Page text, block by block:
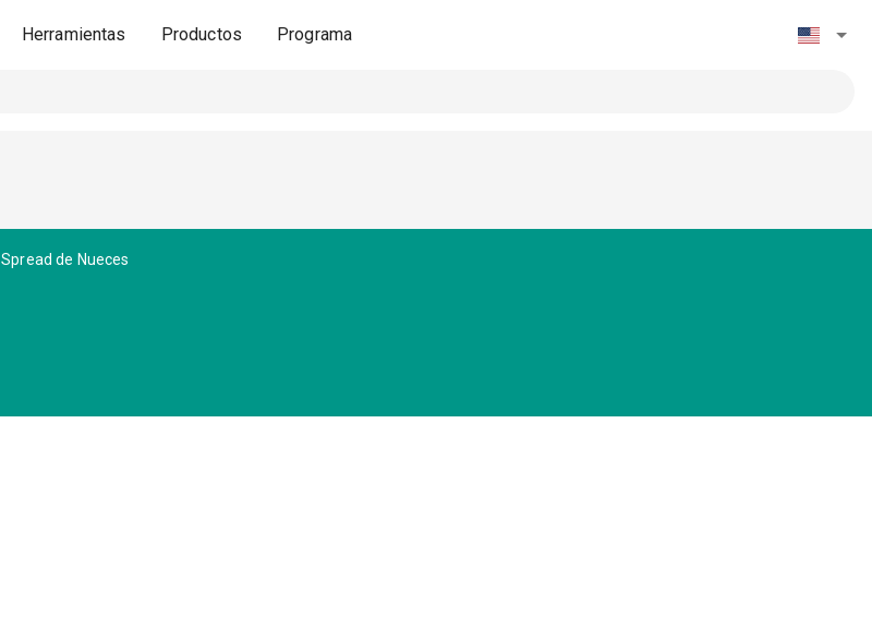
Herramientas Productos Programa
Spread de Nueces